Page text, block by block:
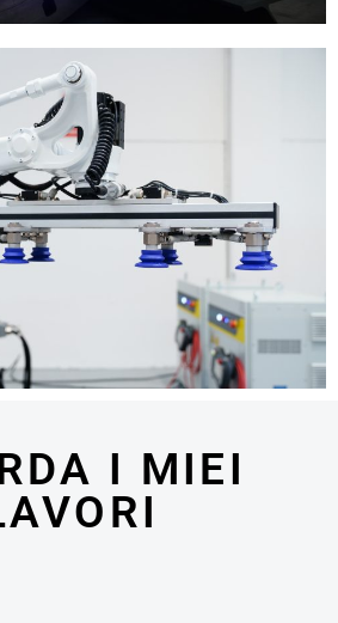
I MIEI